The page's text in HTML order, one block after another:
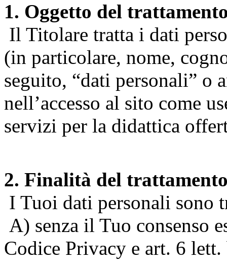
1. Oggetto del
Il Titolare tratta i dati
(in particolare, nome,
seguito, “dati personali” o
nell’accesso al sito come
servizi per la didattica
2. Finalità del
I Tuoi dati personali sono
A) senza il Tuo consenso
Codice Privacy e art. 6